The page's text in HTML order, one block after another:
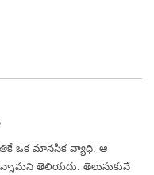
ఒక మానసిక వ్యాధి. ఆ
తెలియదు. తెలుసుకునే